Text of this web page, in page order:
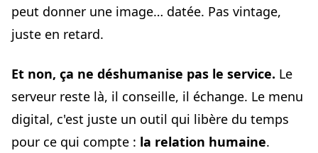
peut donner une image… datée. Pas vintage,
juste en retard.
Et non, ça ne déshumanise pas le service. Le
serveur reste là, il conseille, il échange. Le menu
digital, c'est juste un outil qui libère du temps
pour ce qui compte : la relation humaine.